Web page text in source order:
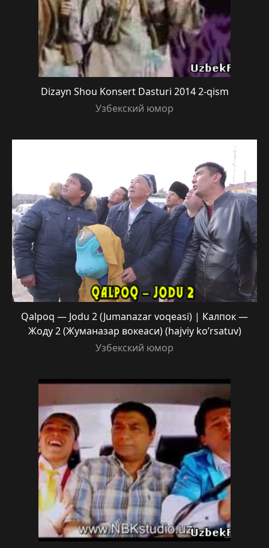
Dizayn Shou Konsert Dasturi 2014 2-qism
Узбекский юмор
Qalpoq — Jodu 2 (Jumanazar voqeasi) | Калпок —
Жоду 2 (Жуманазар вокеаси) (hajviy ko’rsatuv)
Узбекский юмор